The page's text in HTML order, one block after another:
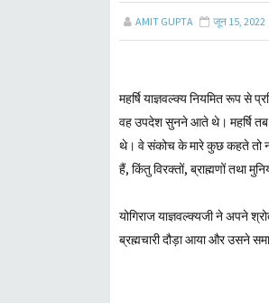
AMIT GUPTA जून 15, 2022
महर्षि याज्ञवल्क्य नियमित रूप से
वह उपदेश सुनने आते थे। महर्षि
थे। वे संकोच के मारे कुछ कहते तो
हैं, किंतु विरक्तों, ब्राह्मणों तथा
योगिराज याज्ञवल्क्यजी ने अपने
ब्रह्मचारी दौड़ा आया और उसने